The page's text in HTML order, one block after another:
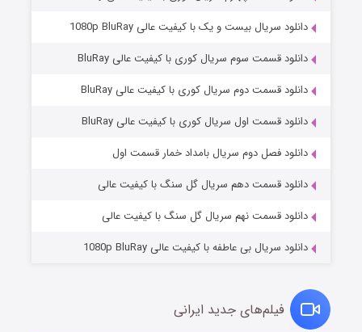
شکست استوارت در نجات جهان
قسمت۷ (زیرنویس) منتشر شد
دانلود سریال بیست و یک با کیفیت عالی 1080p BluRay
دانلود قسمت سوم سریال کوری با کیفیت عالی BluRay
دانلود قسمت دوم سریال کوری با کیفیت عالی BluRay
دانلود قسمت اول سریال کوری با کیفیت عالی BluRay
دانلود فصل دوم سریال بامداد خمار قسمت اول
دانلود قسمت دهم سریال گل سنگ با کیفیت عالی
دانلود قسمت نهم سریال گل سنگ با کیفیت عالی
دانلود سریال بی عاطفه با کیفیت عالی 1080p BluRay
فیلم‌های جدید ایرانی